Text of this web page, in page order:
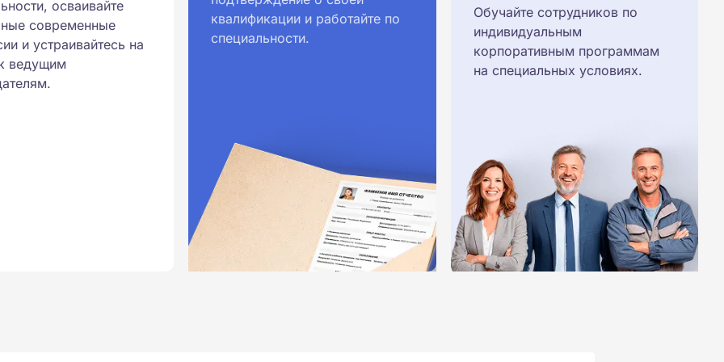
образования.
принимаются
осваивайте
современные
и устраивайтесь на
ведущим
квалификации и работайте по
специальности.
Обучайте сотрудников по
индивидуальным
корпоративным программам
на специальных условиях.